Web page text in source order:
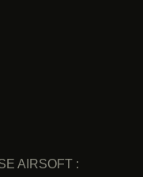
AIRSOFT :